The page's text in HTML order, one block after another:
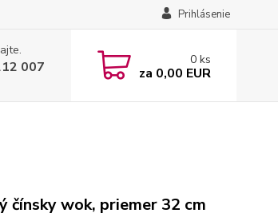
Prihlásenie
007 0 ks
za 0,00 EUR
čínsky wok, priemer 32 cm